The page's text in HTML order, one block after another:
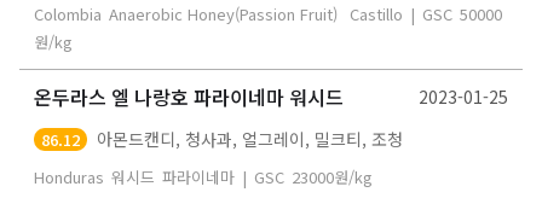
Colombia Anaerobic Honey(Passion Fruit) Castillo | GSC 50000
원/kg
온두라스 엘 나랑호 파라이네마 워시드 2023-01-25
86.12 아몬드캔디, 청사과, 얼그레이, 밀크티, 조청
Honduras 워시드 파라이네마 | GSC 23000원/kg